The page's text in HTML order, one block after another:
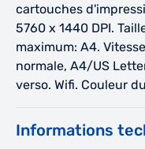
cartouches
5760 x 1440 DPI.
maximum: A4.
normale, A4/US
verso. Wifi. Couleur
Informations